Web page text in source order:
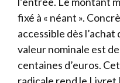
fixé à « néant ».
accessible dès
valeur nominale est
centaines d’euros.